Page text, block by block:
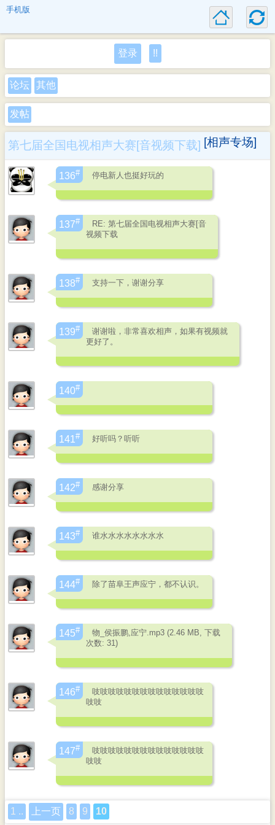
手机版
登录 !!
论坛 其他
发帖
第七届全国电视相声大赛[音视频下载] [相声专场]
136# 停电新人也挺好玩的
137#
RE: 第七届全国电视相声大赛[音
视频下载
138# 支持一下，谢谢分享
139#
谢谢啦，非常喜欢相声，如果有视频就
更好了。
140#
141 # 好听吗？听听
142# 感谢分享
143# 谁水水水水水水水水
144# 除了苗阜王声应宁，都不认识。
145#
物_侯振鹏,应宁.mp3 (2.46 MB, 下载
次数: 31)
146#
吱吱吱吱吱吱吱吱吱吱吱吱吱吱
吱吱
147#
吱吱吱吱吱吱吱吱吱吱吱吱吱吱
吱吱
1 .. 上一页 8 9 10